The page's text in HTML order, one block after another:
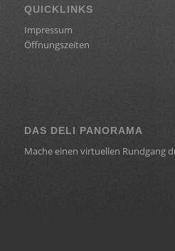
QUICKLINKS
Impressum
Öffnungszeiten
DAS DELI PANORAMA
Mache einen virtuellen Rundgang